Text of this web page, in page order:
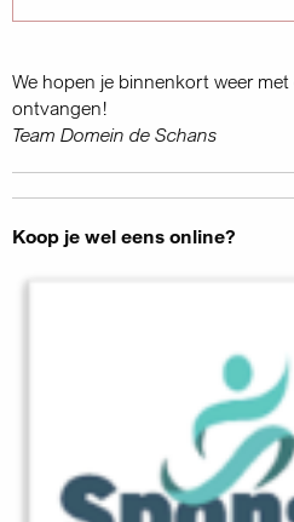
We hopen je binnenkort weer
ontvangen!
Team Domein de Schans
Koop je wel eens online?